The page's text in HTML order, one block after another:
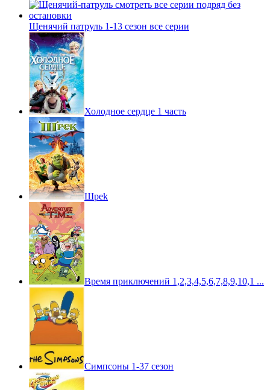
Щенячий патруль 1-13 сезон все серии
Холодное сердце 1 часть
Шpek
Время приключений 1,2,3,4,5,6,7,8,9,10,1 ...
Симпсоны 1-37 сезон